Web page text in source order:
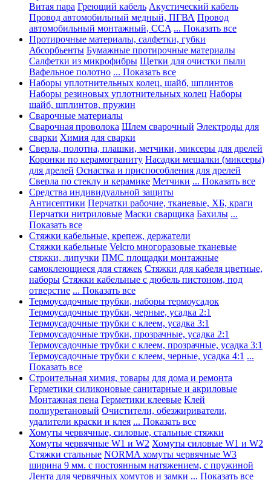
Витая пара Греющий кабель Акустический кабель
Провод автомобильный медный, ПГВА Провод
автомобильный монтажный, CCA ... Показать все
Протирочные материалы, салфетки, губки
Абсорбьенты Бумажные протирочные материалы
Салфетки из микрофибры Щетки для очистки пыли
Вафельное полотно ... Показать все
Наборы уплотнительных колец, шайб, шплинтов
Наборы резиновых уплотнительных колец Наборы
шайб, шплинтов, пружин
Сварочные материалы
Сварочная проволока Шлем сварочный Электроды для
сварки Химия для сварки
Сверла, полотна, плашки, метчики, миксеры для дрелей
Коронки по керамограниту Насадки мешалки (миксеры)
для дрелей Оснастка и приспособления для дрелей
Сверла по стеклу и керамике Метчики ... Показать все
Средства индивидуальной защиты
Антисептики Перчатки рабочие, тканевые, ХБ, краги
Перчатки нитриловые Маски сварщика Бахилы ...
Показать все
Стяжки кабельные, крепеж, держатели
Стяжки кабельные Velcro многоразовые тканевые
стяжки, липучки ПМС площадки монтажные
самоклеющиеся для стяжек Стяжки для кабеля цветные,
наборы Стяжки кабельные с дюбель пистоном, под
отверстие ... Показать все
Термоусадочные трубки, наборы термоусадок
Термоусадочные трубки, черные, усадка 2:1
Термоусадочные трубки с клеем, усадка 3:1
Термоусадочные трубки, прозрачные, усадка 2:1
Термоусадочные трубки с клеем, прозрачные, усадка 3:1
Термоусадочные трубки с клеем, черные, усадка 4:1 ...
Показать все
Строительная химия, товары для дома и ремонта
Герметики силиконовые санитарные и акриловые
Монтажная пена Герметики клеевые Клей
полиуретановый Очистители, обезжириватели,
удалители краски и клея ... Показать все
Хомуты червячные, силовые, стальные стяжки
Хомуты червячные W1 и W2 Хомуты силовые W1 и W2
Стяжки стальные NORMA хомуты червячные W3
ширина 9 мм. с постоянным натяжением, с пружиной
Лента для червячных хомутов и замки ... Показать все